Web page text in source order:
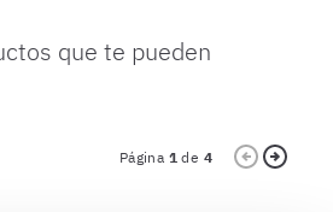
que te pueden
Página 1 de 4